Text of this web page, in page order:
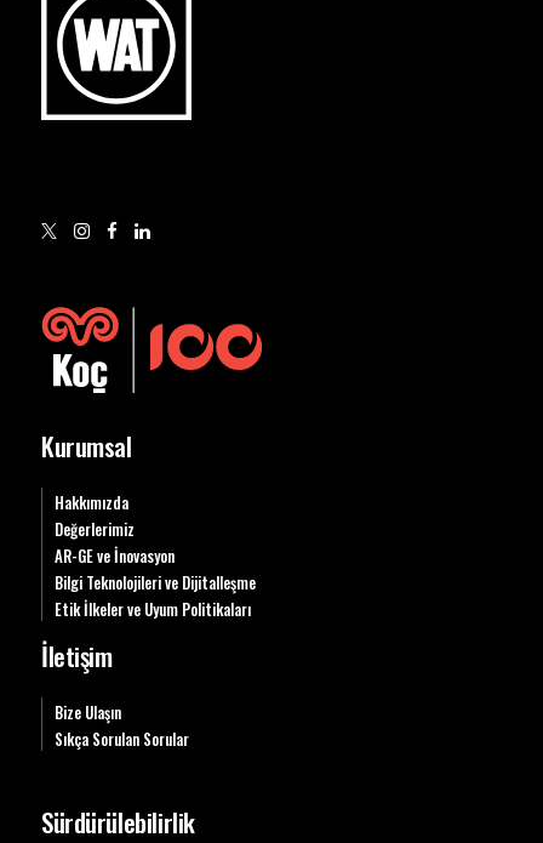
Kurumsal
Hakkımızda
Değerlerimiz
AR-GE ve İnovasyon
Bilgi Teknolojileri ve Dijitalleşme
Etik İlkeler ve Uyum Politikaları
İletişim
Bize Ulaşın
Sıkça Sorulan Sorular
Sürdürülebilirlik